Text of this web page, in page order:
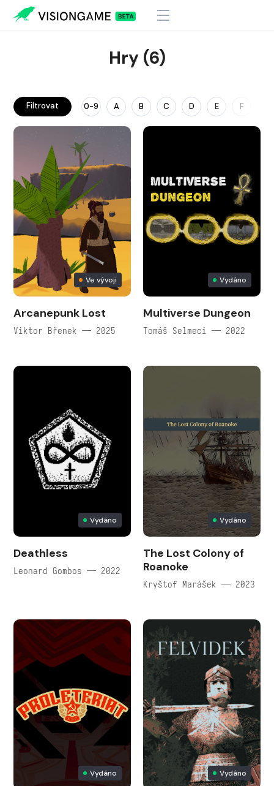
Hry (6)
Filtrovat 0-9 A B C D E F
Ve vývoji
Arcanepunk Lost
Viktor Břenek — 2025
Vydáno
Multiverse Dungeon
Tomáš Selmeci — 2022
Vydáno
Deathless
Leonard Gombos — 2022
Vydáno
The Lost Colony of
Roanoke
Kryštof Marášek — 2023
Vydáno Vydáno